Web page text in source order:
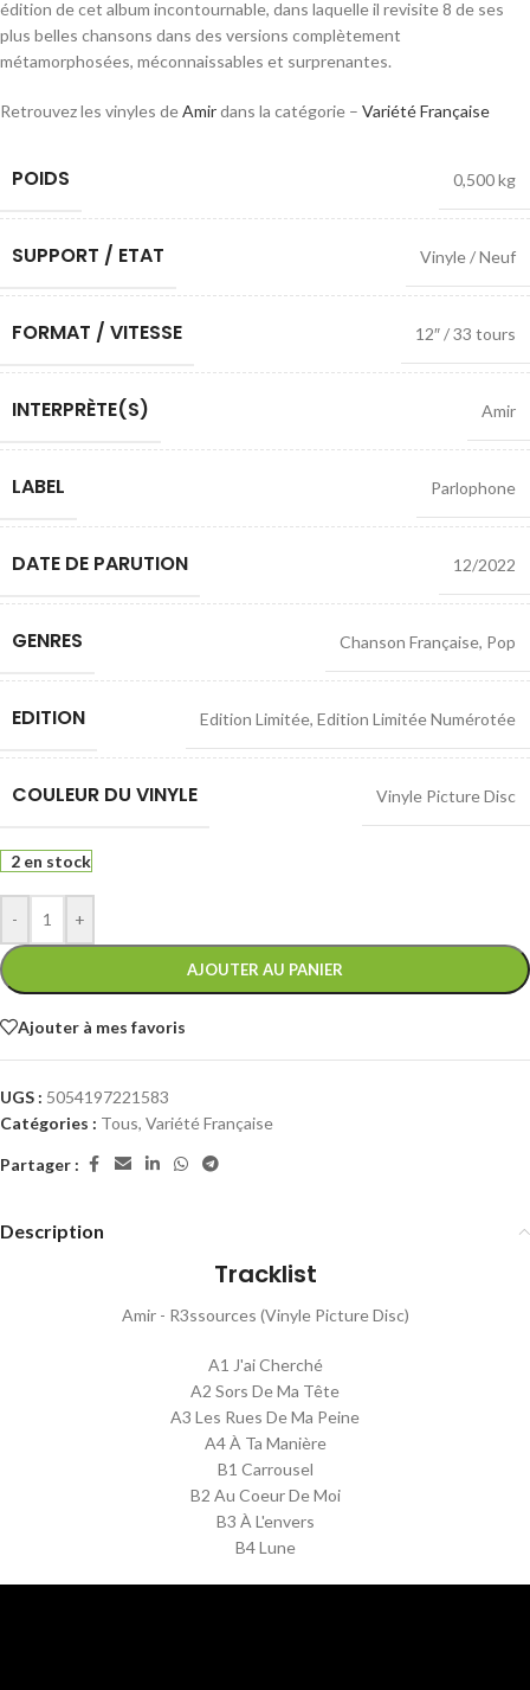
édition de cet album incontournable, dans laquelle il revisite 8 de ses
plus belles chansons dans des versions complètement
métamorphosées, méconnaissables et surprenantes.
Retrouvez les vinyles deAmirdans la catégorie – Variété Française
POIDS 0,500 kg
SUPPORT / ETAT Vinyle / Neuf
FORMAT / VITESSE 12″ / 33 tours
INTERPRÈTE(S) Amir
LABEL Parlophone
DATE DE PARUTION 12/2022
GENRES Chanson Française, Pop
EDITION Edition Limitée, Edition Limitée Numérotée
COULEUR DU VINYLE Vinyle Picture Disc
2 en stock
- +
AJOUTER AU PANIER
Ajouter à mes favoris
UGS : 5054197221583
Catégories : Tous, Variété Française
Partager :
Description
Tracklist
Amir - R3ssources (Vinyle Picture Disc)
A1 J'ai Cherché
A2 Sors De Ma Tête
A3 Les Rues De Ma Peine
A4 À Ta Manière
B1 Carrousel
B2 Au Coeur De Moi
B3 À L'envers
B4 Lune